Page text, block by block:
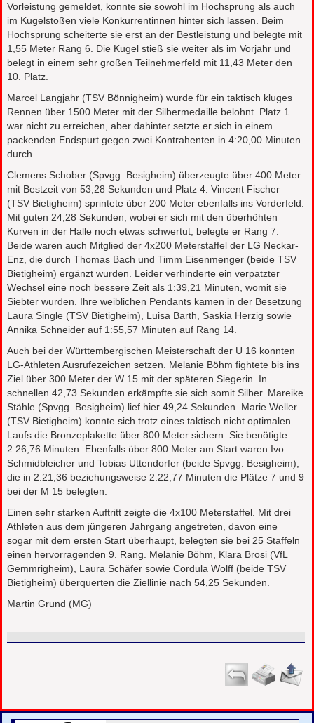
Vorleistung gemeldet, konnte sie sowohl im Hochsprung als auch
im Kugelstoßen viele Konkurrentinnen hinter sich lassen. Beim
Hochsprung scheiterte sie erst an der Bestleistung und belegte mit
1,55 Meter Rang 6. Die Kugel stieß sie weiter als im Vorjahr und
belegt in einem sehr großen Teilnehmerfeld mit 11,43 Meter den
10. Platz.
Marcel Langjahr (TSV Bönnigheim) wurde für ein taktisch kluges
Rennen über 1500 Meter mit der Silbermedaille belohnt. Platz 1
war nicht zu erreichen, aber dahinter setzte er sich in einem
packenden Endspurt gegen zwei Kontrahenten in 4:20,00 Minuten
durch.
Clemens Schober (Spvgg. Besigheim) überzeugte über 400 Meter
mit Bestzeit von 53,28 Sekunden und Platz 4. Vincent Fischer
(TSV Bietigheim) sprintete über 200 Meter ebenfalls ins Vorderfeld.
Mit guten 24,28 Sekunden, wobei er sich mit den überhöhten
Kurven in der Halle noch etwas schwertut, belegte er Rang 7.
Beide waren auch Mitglied der 4x200 Meterstaffel der LG Neckar-
Enz, die durch Thomas Bach und Timm Eisenmenger (beide TSV
Bietigheim) ergänzt wurden. Leider verhinderte ein verpatzter
Wechsel eine noch bessere Zeit als 1:39,21 Minuten, womit sie
Siebter wurden. Ihre weiblichen Pendants kamen in der Besetzung
Laura Single (TSV Bietigheim), Luisa Barth, Saskia Herzig sowie
Annika Schneider auf 1:55,57 Minuten auf Rang 14.
Auch bei der Württembergischen Meisterschaft der U 16 konnten
LG-Athleten Ausrufezeichen setzen. Melanie Böhm fightete bis ins
Ziel über 300 Meter der W 15 mit der späteren Siegerin. In
schnellen 42,73 Sekunden erkämpfte sie sich somit Silber. Mareike
Stähle (Spvgg. Besigheim) lief hier 49,24 Sekunden. Marie Weller
(TSV Bietigheim) konnte sich trotz eines taktisch nicht optimalen
Laufs die Bronzeplakette über 800 Meter sichern. Sie benötigte
2:26,76 Minuten. Ebenfalls über 800 Meter am Start waren Ivo
Schmidbleicher und Tobias Uttendorfer (beide Spvgg. Besigheim),
die in 2:21,36 beziehungsweise 2:22,77 Minuten die Plätze 7 und 9
bei der M 15 belegten.
Einen sehr starken Auftritt zeigte die 4x100 Meterstaffel. Mit drei
Athleten aus dem jüngeren Jahrgang angetreten, davon eine
sogar mit dem ersten Start überhaupt, belegten sie bei 25 Staffeln
einen hervorragenden 9. Rang. Melanie Böhm, Klara Brosi (VfL
Gemmrigheim), Laura Schäfer sowie Cordula Wolff (beide TSV
Bietigheim) überquerten die Ziellinie nach 54,25 Sekunden.
Martin Grund (MG)